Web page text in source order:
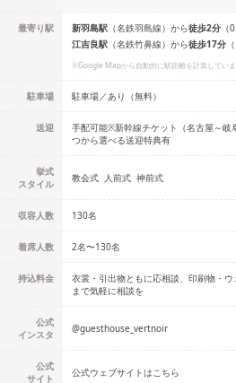
最寄り駅 新羽島駅 （名鉄羽島線） から徒歩2分 （
江吉良駅 （名鉄竹鼻線） から徒歩17分 （
※Google Mapから自動的に駅距離を計算してい
駐車場 駐車場／あり（無料）
送迎
手配可能※新幹線チケット（名古屋～
つから選べる送迎特典有
挙式
スタイル
教会式 人前式 神前式
収容人数 130名
着席人数 2名〜130名
持込料金
衣裳・引出物ともに応相談、印刷物・
まで気軽に相談を
公式
インスタ
@guesthouse_vertnoir
公式
サイト
公式ウェブサイトはこちら